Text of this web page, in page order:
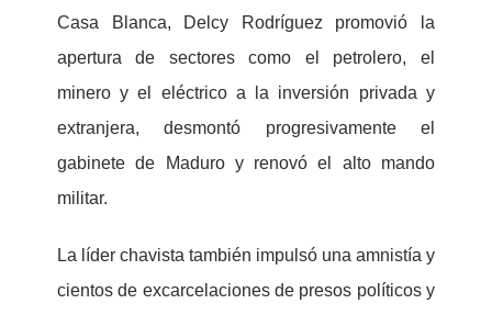
Casa Blanca, Delcy Rodríguez promovió la
apertura de sectores como el petrolero, el
minero y el eléctrico a la inversión privada y
extranjera, desmontó progresivamente el
gabinete de Maduro y renovó el alto mando
militar.
La líder chavista también impulsó una amnistía y
cientos de excarcelaciones de presos políticos y